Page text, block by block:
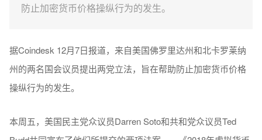
防止加密货币价格操纵行为的发生。
据Coindesk 12月7日报道，来自美国佛罗里达州和北卡罗莱纳
州的两名国会议员提出两党立法，旨在帮助防止加密货币价格
操纵行为的发生。
本周五，美国民主党众议员Darren Soto和共和党众议员Ted